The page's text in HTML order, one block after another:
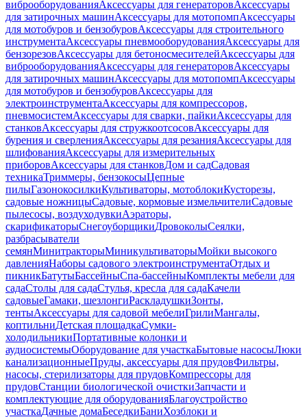
виброоборудованияАксессуары для генераторовАксессуары
для затирочных машинАксессуары для мотопомпАксессуары
для мотобуров и бензобуровАксессуары для строительного
инструментаАксессуары пневмооборудованияАксессуары для
бензорезовАксессуары для бетоносмесителейАксессуары для
виброоборудованияАксессуары для генераторовАксессуары
для затирочных машинАксессуары для мотопомпАксессуары
для мотобуров и бензобуровАксессуары для
электроинструментаАксессуары для компрессоров,
пневмосистемАксессуары для сварки, пайкиАксессуары для
станковАксессуары для стружкоотсосовАксессуары для
бурения и сверленияАксессуары для резанияАксессуары для
шлифованияАксессуары для измерительных
приборовАксессуары для станковДом и садСадовая
техникаТриммеры, бензокосыЦепные
пилыГазонокосилкиКультиваторы, мотоблокиКусторезы,
садовые ножницыСадовые, кормовые измельчителиСадовые
пылесосы, воздуходувкиАэраторы,
скарификаторыСнегоуборщикиДровоколыСеялки,
разбрасыватели
семянМинитракторыМиникультиваторыМойки высокого
давленияНаборы садового электроинструментаОтдых и
пикникБатутыБассейныСпа-бассейныКомплекты мебели для
садаСтолы для садаСтулья, кресла для садаКачели
садовыеГамаки, шезлонгиРаскладушкиЗонты,
тентыАксессуары для садовой мебелиГрилиМангалы,
коптильниДетская площадкаСумки-
холодильникиПортативные колонки и
аудиосистемыОборудование для участкаБытовые насосыЛюки
канализационныеПруды, аксессуары для прудовФильтры,
насосы, стерилизаторы для прудовКомпрессоры для
прудовСтанции биологической очисткиЗапчасти и
комплектующие для оборудованияБлагоустройство
участкаДачные домаБеседкиБаниХозблоки и